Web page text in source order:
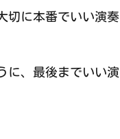
切に本番でいい演奏
に、最後までいい演